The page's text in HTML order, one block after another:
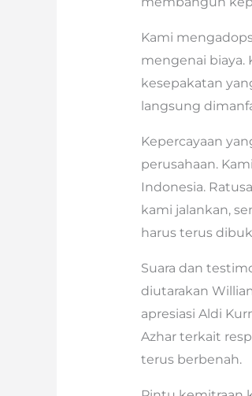
Kami
mengenai biaya.
kesepakatan
langsung
Kepercayaan
perusahaan.
Indonesia.
kami jalankan,
harus terus
Suara dan
diutarakan
apresiasi Aldi
Azhar terkait
terus berbenah.